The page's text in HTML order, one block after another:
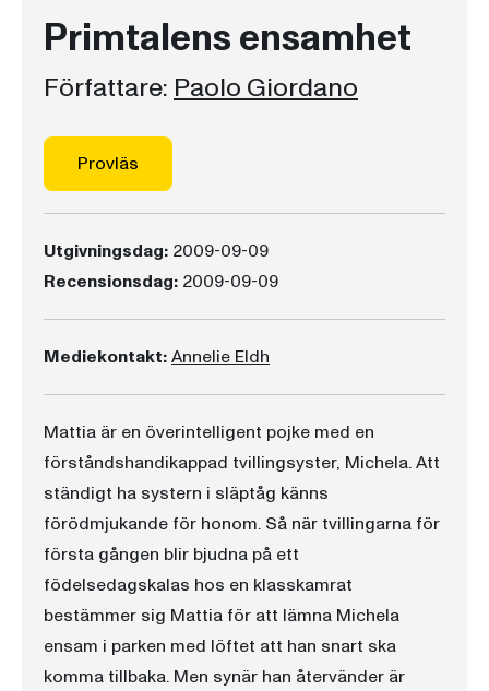
Primtalens ensamhet
Författare: Paolo Giordano
Provläs
Utgivningsdag: 2009-09-09
Recensionsdag: 2009-09-09
Mediekontakt:Annelie Eldh
Mattia är en överintelligent pojke med en
förståndshandikappad tvillingsyster, Michela. Att
ständigt ha systern i släptåg känns
förödmjukande för honom. Så när tvillingarna för
första gången blir bjudna på ett
födelsedagskalas hos en klasskamrat
bestämmer sig Mattia för att lämna Michela
ensam i parken med löftet att han snart ska
komma tillbaka. Men synär han återvänder är